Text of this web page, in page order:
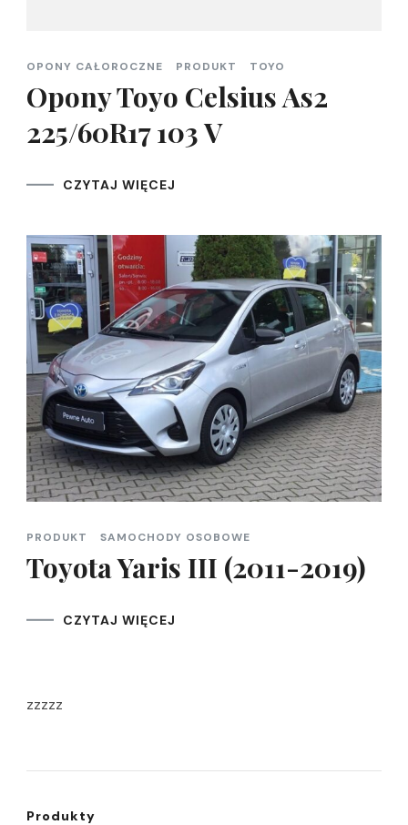
OPONY CAŁOROCZNE PRODUKT TOYO
Opony Toyo Celsius As2
225/60R17 103 V
CZYTAJ WIĘCEJ
PRODUKT SAMOCHODY OSOBOWE
Toyota Yaris III (2011-2019)
CZYTAJ WIĘCEJ
zzzzz
Produkty